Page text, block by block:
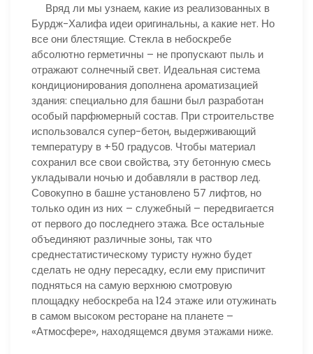
Вряд ли мы узнаем, какие из реализованных в
Бурдж-Халифа идеи оригинальны, а какие нет. Но
все они блестящие. Стекла в небоскребе
абсолютно герметичны – не пропускают пыль и
отражают солнечный свет. Идеальная система
кондиционирования дополнена ароматизацией
здания: специально для башни был разработан
особый парфюмерный состав. При строительстве
использовался супер-бетон, выдерживающий
температуру в +50 градусов. Чтобы материал
сохранил все свои свойства, эту бетонную смесь
укладывали ночью и добавляли в раствор лед.
Совокупно в башне установлено 57 лифтов, но
только один из них – служебный – передвигается
от первого до последнего этажа. Все остальные
объединяют различные зоны, так что
среднестатистическому туристу нужно будет
сделать не одну пересадку, если ему приспичит
подняться на самую верхнюю смотровую
площадку небоскреба на 124 этаже или отужинать
в самом высоком ресторане на планете –
«Атмосфере», находящемся двумя этажами ниже.